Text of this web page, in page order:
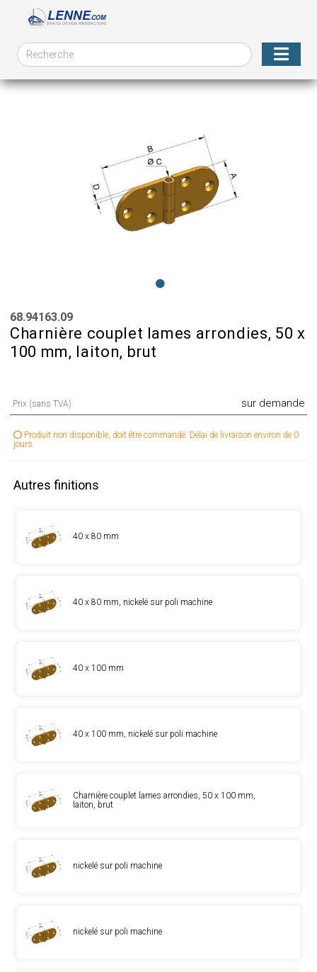
68.94163.09
Charnière couplet lames arrondies, 50 x
100 mm, laiton, brut
Prix (sans TVA) sur demande
Produit non disponible, doit être commandé. Délai de livraison environ de 0
jours.
Autres finitions
40 x 80 mm
40 x 80 mm, nickelé sur poli machine
40 x 100 mm
40 x 100 mm, nickelé sur poli machine
Charnière couplet lames arrondies, 50 x 100 mm,
laiton, brut
nickelé sur poli machine
nickelé sur poli machine